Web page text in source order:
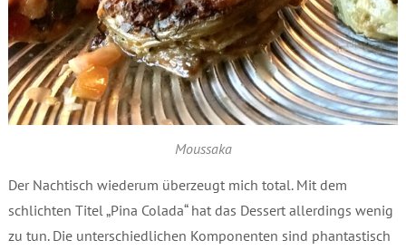
Moussaka
Der Nachtisch wiederum überzeugt mich total. Mit dem
schlichten Titel „Pina Colada“ hat das Dessert allerdings wenig
zu tun. Die unterschiedlichen Komponenten sind phantastisch